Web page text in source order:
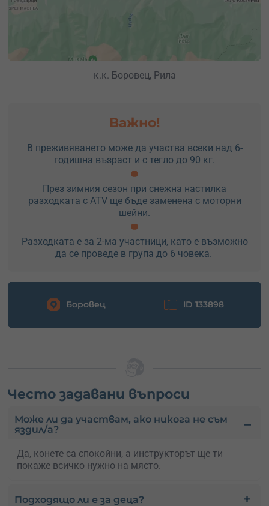
к.к. Боровец, Рила
Важно!
В преживяването може да участва всеки над 6-
годишна възраст и с тегло до 90 кг.
През зимния сезон при снежна настилка
разходката с ATV ще бъде заменена с моторни
шейни.
Разходката е за 2-ма участници, като е възможно
да се проведе в група до 6 човека.
Боровец ID 133898
Често задавани въпроси
Може ли да участвам, ако никога не съм
яздил/а?
Да, конете са спокойни, а инструкторът ще ти
покаже всичко нужно на място.
Подходящо ли е за деца?